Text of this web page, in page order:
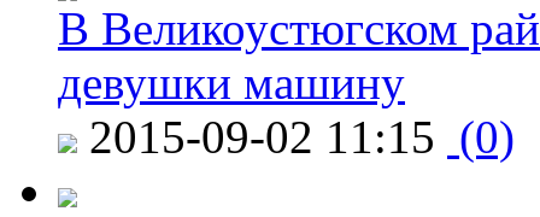
В Великоустюгском
девушки машину
2015-09-02 11:15 (0)